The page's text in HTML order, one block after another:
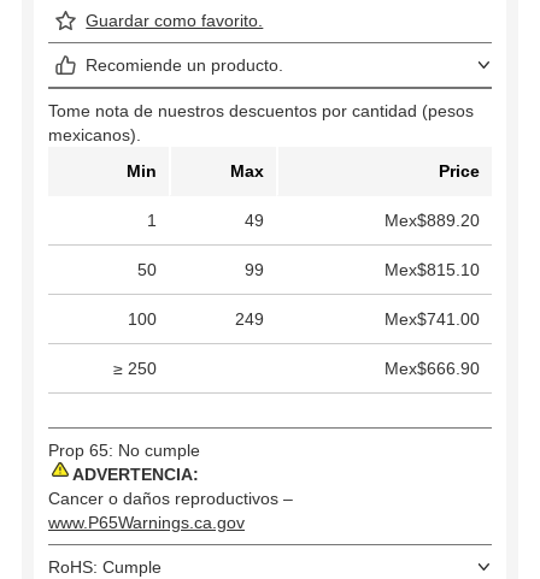
Guardar como favorito.
Recomiende un producto.
Tome nota de nuestros descuentos por cantidad (pesos
mexicanos).
Min
Max Price
1 49 Mex$889.20
50 99 Mex$815.10
100 249 Mex$741.00
≥ 250 Mex$666.90
Prop 65: No cumple
ADVERTENCIA:
Cancer o daños reproductivos –
www.P65Warnings.ca.gov
RoHS: Cumple